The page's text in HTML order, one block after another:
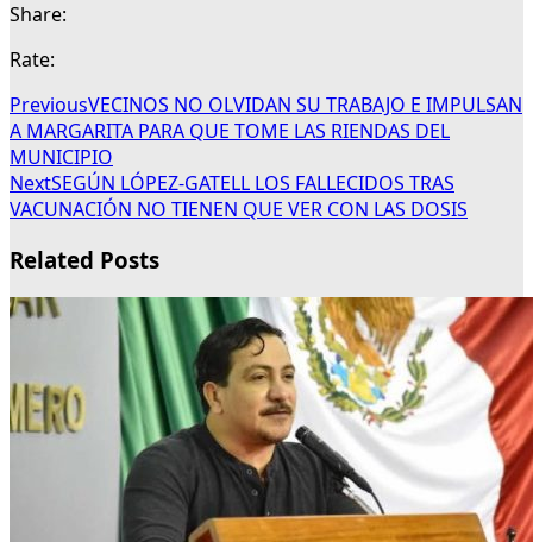
Share:
Rate:
PreviousVECINOS NO OLVIDAN SU TRABAJO E IMPULSAN
A MARGARITA PARA QUE TOME LAS RIENDAS DEL
MUNICIPIO
NextSEGÚN LÓPEZ-GATELL LOS FALLECIDOS TRAS
VACUNACIÓN NO TIENEN QUE VER CON LAS DOSIS
Related Posts